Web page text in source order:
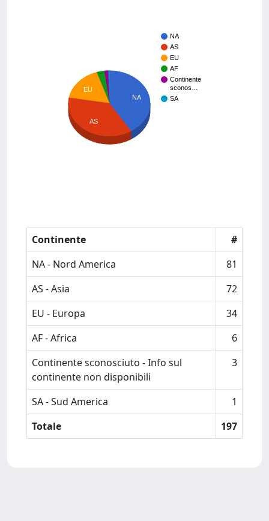
NA
AS
EU
AF
Continente
sconos…
SA
NA
EU
AS
Continente
#
NA - Nord America
81
AS - Asia
72
EU - Europa
34
AF - Africa
6
Continente sconosciuto - Info sul
continente non disponibili
3
SA - Sud America
1
Totale
197